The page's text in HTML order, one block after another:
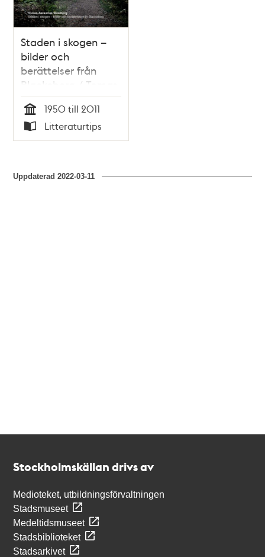
Staden i skogen –
bilder och
berättelser från
Blackeberg / Tomas
Zackarias Westberg
Tid
1950 till 2011
Typ
Litteraturtips
Uppdaterad2022-03-11
Stockholmskällan drivs av
Medioteket, utbildningsförvaltningen
Stadsmuseet
Medeltidsmuseet
Stadsbiblioteket
Stadsarkivet